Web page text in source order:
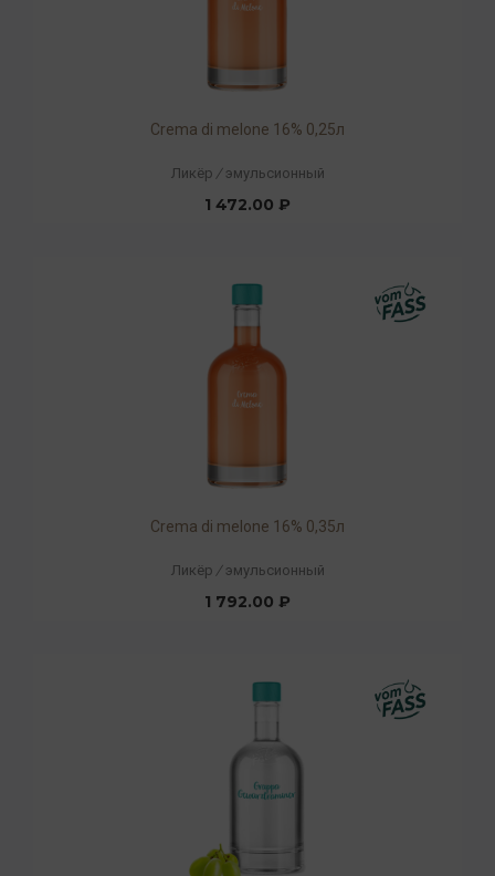
Crema di melone 16% 0,25л
Ликёр / эмульсионный
1 472.00 ₽
Crema di melone 16% 0,35л
Ликёр / эмульсионный
1 792.00 ₽